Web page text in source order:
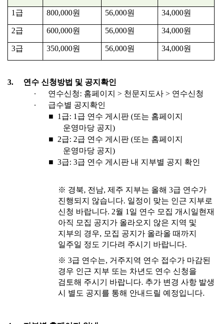
1 급 800,000원 56,000원 34,000원
2급 600,000원 56,000원 34,000원
3급 350,000원 56,000원 34,000원
3. 연수 신청방법 및 공지확인
·
연수신청: 홈페이지 > 천문지도사 > 연수신청
· 급수별 공지확인
■ 1 급: 1 급 연수 게시판 (또는 홈페이지
운영마당 공지)
■ 2급: 2급 연수 게시판 (또는 홈페이지
운영마당 공지)
■ 3급: 3급 연수 게시판 내 지부별 공지 확인
※ 경북, 전남, 제주 지부는 올해 3급 연수가
진행되지 않습니다. 일정이 맞는 인근 지부로
신청 바랍니다. 2월 1일 연수 모집 개시일현재
아직 모집 공지가 올라오지 않은 지역 및
지부의 경우, 모집 공지가 올라올 때까지
일주일 정도 기다려 주시기 바랍니다.
※ 3급 연수는, 거주지역 연수 접수가 마감된
경우 인근 지부 또는 차년도 연수 신청을
검토해 주시기 바랍니다. 추가 변경 사항 발생
시 별도 공지를 통해 안내드릴 예정입니다.